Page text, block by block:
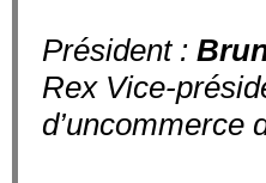
Président :
Rex Vice-
d’uncommerce